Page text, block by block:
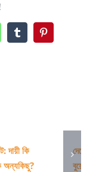
সম্ভাবনাTumblrPinterest
দায়ী কি
অন্যকিছু?
দেশের
বুয়েটের